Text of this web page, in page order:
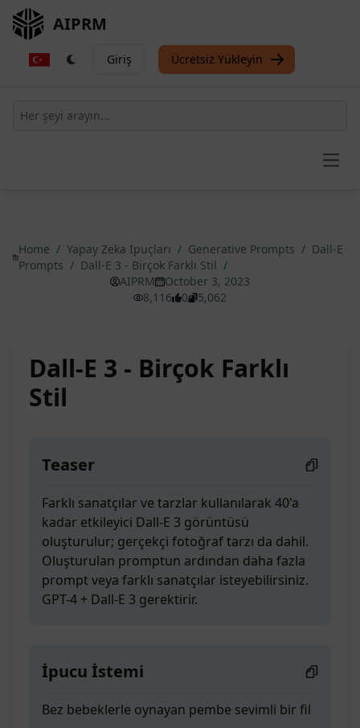
AIPRM
Giriş Ücretsiz Yükleyin
Home / Yapay Zeka İpuçları / Generative Prompts / Dall-E
Prompts / Dall-E 3 - Birçok Farklı Stil /
AIPRM
October 3, 2023
8,116
0 5,062
Dall-E 3 - Birçok Farklı
Stil
Teaser
Farklı sanatçılar ve tarzlar kullanılarak 40'a
kadar etkileyici Dall-E 3 görüntüsü
oluşturulur; gerçekçi fotoğraf tarzı da dahil.
Oluşturulan promptun ardından daha fazla
prompt veya farklı sanatçılar isteyebilirsiniz.
GPT-4 + Dall-E 3 gerektirir.
İpucu İstemi
Bez bebeklerle oynayan pembe sevimli bir fil